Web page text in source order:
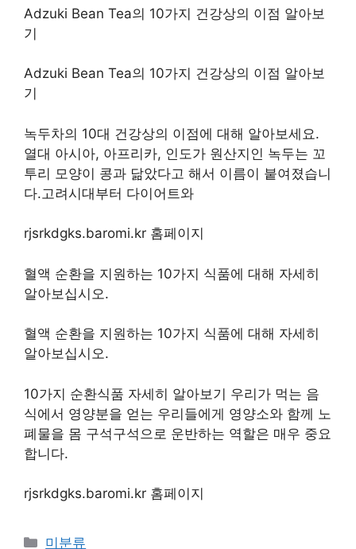
Adzuki Bean Tea의 10가지 건강상의 이점 알아보
기
Adzuki Bean Tea의 10가지 건강상의 이점 알아보
기
녹두차의 10대 건강상의 이점에 대해 알아보세요.
열대 아시아, 아프리카, 인도가 원산지인 녹두는 꼬
투리 모양이 콩과 닮았다고 해서 이름이 붙여졌습니
다.고려시대부터 다이어트와
rjsrkdgks.baromi.kr 홈페이지
혈액 순환을 지원하는 10가지 식품에 대해 자세히
알아보십시오.
혈액 순환을 지원하는 10가지 식품에 대해 자세히
알아보십시오.
10가지 순환식품 자세히 알아보기 우리가 먹는 음
식에서 영양분을 얻는 우리들에게 영양소와 함께 노
폐물을 몸 구석구석으로 운반하는 역할은 매우 중요
합니다.
rjsrkdgks.baromi.kr 홈페이지
Categories
미분류